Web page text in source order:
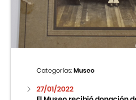
Centro Cultural Peruano
Museo de la Inmigración
Fondo Editorial
Categorías:Museo
27/01/2022